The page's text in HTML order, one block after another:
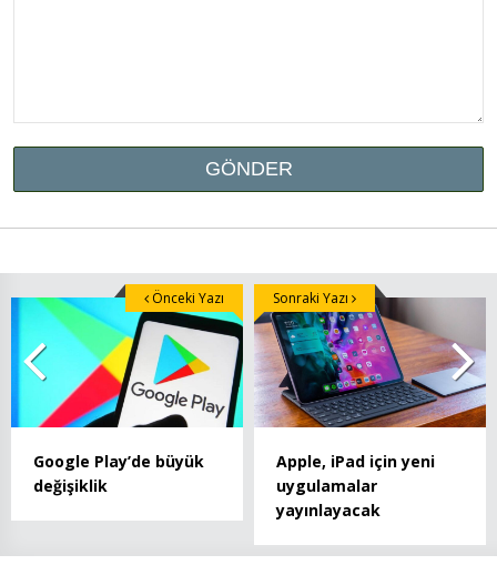
Google Play’de büyük
değişiklik
Önceki Yazı
Apple, iPad için yeni
uygulamalar
yayınlayacak
Sonraki Yazı